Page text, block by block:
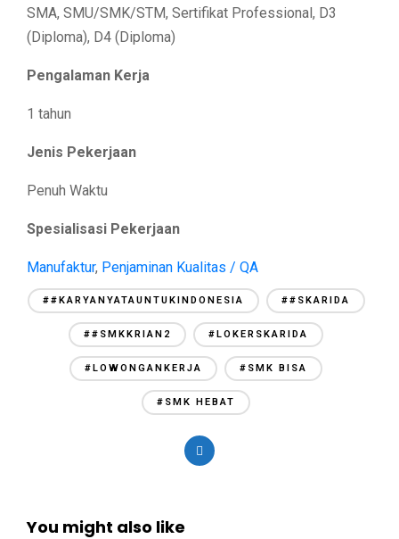
SMA, SMU/SMK/STM, Sertifikat Professional, D3
(Diploma), D4 (Diploma)
Pengalaman Kerja
1 tahun
Jenis Pekerjaan
Penuh Waktu
Spesialisasi Pekerjaan
Manufaktur, Penjaminan Kualitas / QA
##KARYANYATAUNTUKINDONESIA ##SKARIDA
##SMKKRIAN2 #LOKERSKARIDA
#LOWONGANKERJA #SMK BISA
#SMK HEBAT
You might also like